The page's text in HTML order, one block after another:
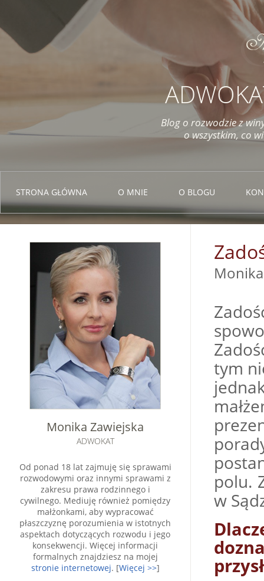
Blog o rozwodzie z
o wszystkim, co
STRONA GŁÓWNA O MNIE O BLOGU
tym
polu.
w
Monika Zawiejska
ADWOKAT
Od ponad 18 lat zajmuję się sprawami
rozwodowymi oraz innymi sprawami z
zakresu prawa rodzinnego i
cywilnego. Mediuję również pomiędzy
małżonkami, aby wypracować
płaszczyznę porozumienia w istotnych
aspektach dotyczących rozwodu i jego
konsekwencji. Więcej informacji
formalnych znajdziesz na mojej
stronie internetowej. [Więcej >>]